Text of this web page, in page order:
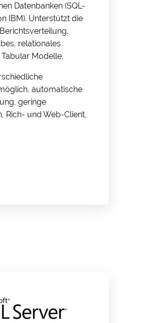
Datenbanken (SQL-
IBM). Unterstützt die
relationales
Modelle.
automatische
geringe
Rich- und Web-Client,